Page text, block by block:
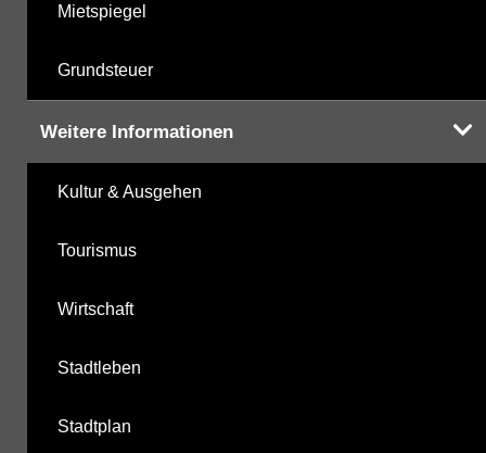
Mietspiegel
Grundsteuer
Weitere Informationen
Kultur & Ausgehen
Tourismus
Wirtschaft
Stadtleben
Stadtplan